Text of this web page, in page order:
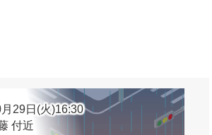
29日(火)16:30
付近